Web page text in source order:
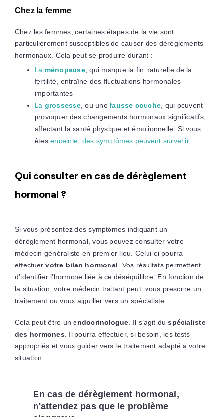
Chez la femme
Chez les femmes, certaines étapes de la vie sont
particulièrement susceptibles de causer des dérèglements
hormonaux. Cela peut se produire durant :
La ménopause, qui marque la fin naturelle de la
fertilité, entraîne des fluctuations hormonales
importantes.
La grossesse, ou unefausse couche , qui peuvent
provoquer des changements hormonaux significatifs,
affectant la santé physique et émotionnelle. Si vous
êtesenceinte, des symptômes peuvent survenir.
Qui consulter en cas de dérèglement
hormonal ?
Si vous présentez des symptômes indiquant un
dérèglement hormonal, vous pouvez consulter votre
médecin généraliste en premier lieu. Celui-ci pourra
effectuervotre bilan hormonal . Vos résultats permettent
d’identifier l’hormone liée à ce déséquilibre. En fonction de
la situation, votre médecin traitant peut vous prescrire un
traitement ou vous aiguiller vers un spécialiste.
Cela peut être unendocrinologue . Il s’agit duspécialiste
des hormones . Il pourra effectuer, si besoin, les tests
appropriés et vous guider vers le traitement adapté à votre
situation.
En cas de dérèglement hormonal,
n'attendez pas que le problème